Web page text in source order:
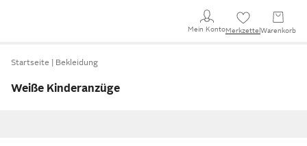
Mein KontoMerkzettel Warenkorb
Startseite Bekleidung
Weiße Kinderanzüge